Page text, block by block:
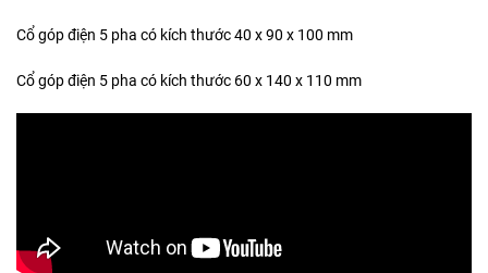
Cổ góp điện 5 pha có kích thước 40 x 90 x 100 mm
Cổ góp điện 5 pha có kích thước 60 x 140 x 110 mm